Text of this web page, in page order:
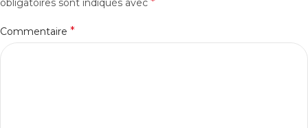
obligatoires sont indiqués avec *
Commentaire *